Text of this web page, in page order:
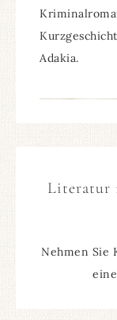
Adakia.
Literatur
Nehmen Sie